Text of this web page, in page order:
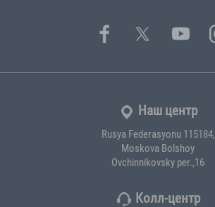
Наш центр
Rusya Federasyonu 115184,
Moskova Bolshoy
Ovchinnikovsky per.,16
Колл-центр